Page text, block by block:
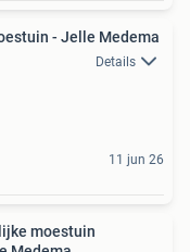
- Jelle Medema
Details
11 jun 26
moestuin